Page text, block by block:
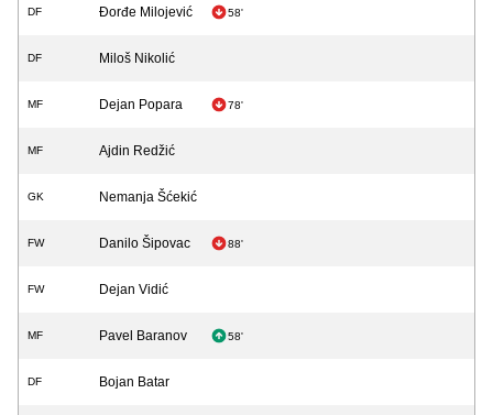
DF Đorđe Milojević 58'
DF Miloš Nikolić
MF Dejan Popara 78'
MF Ajdin Redžić
GK Nemanja Šćekić
FW Danilo Šipovac 88'
FW Dejan Vidić
MF Pavel Baranov 58'
DF Bojan Batar